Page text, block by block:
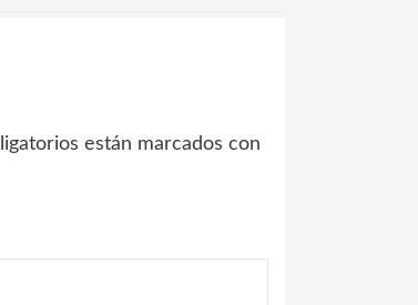
están marcados con